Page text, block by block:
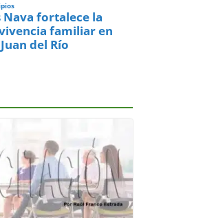
Nava fortalece la
familiar en
del Río